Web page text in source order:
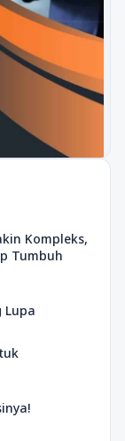
Kompleks,
Tumbuh
Lupa